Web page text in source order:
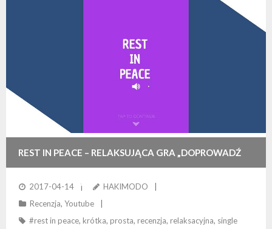
REST IN PEACE – RELAKSUJĄCA GRA „DOPROWADŹ
PIŁKĘ DO CELU”
2017-04-14
HAKIMODO
Recenzja, Youtube
#rest in peace, krótka, prosta, recenzja, relaksacyjna, single